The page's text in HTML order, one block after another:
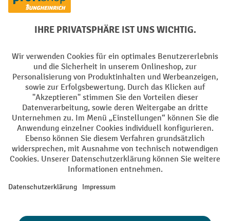
Soziale Netzwerke
Impressum Datenschutz
Barrierefreiheit Privacy Settings
Alle Preise exkl. gesetzl. Mehrwertsteuer zzgl.Versandkostenund ggf.
Nachnahmegebühren, wenn nicht anders angegeben.
¹ Der Rabatt gilt so lange der Vorrat reicht. Der Rabatt gilt nicht auf
oder Gutscheinen ist nicht möglich. | ² Der Rabatt wird einmalig bei